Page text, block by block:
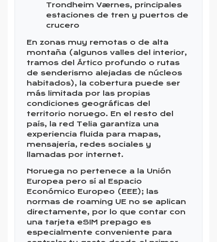
Trondheim Værnes, principales
estaciones de tren y puertos de
crucero
En zonas muy remotas o de alta
montaña (algunos valles del interior,
tramos del Ártico profundo o rutas
de senderismo alejadas de núcleos
habitados), la cobertura puede ser
más limitada por las propias
condiciones geográficas del
territorio noruego. En el resto del
país, la red Telia garantiza una
experiencia fluida para mapas,
mensajería, redes sociales y
llamadas por internet.
Noruega no pertenece a la Unión
Europea pero sí al Espacio
Económico Europeo (EEE); las
normas de roaming UE no se aplican
directamente, por lo que contar con
una tarjeta eSIM prepago es
especialmente conveniente para